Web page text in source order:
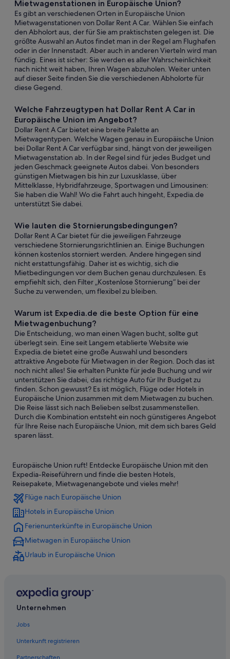
Mietwagenstationen in Europäische Union?
Es gibt an verschiedenen Orten in Europäische Union
Mietwagenstationen von Dollar Rent A Car. Wählen Sie einfach
den Abholort aus, der für Sie am praktischsten gelegen ist. Die
größte Auswahl an Autos findet man in der Regel am Flughafen
oder in der Innenstadt. Aber auch in anderen Vierteln wird man
fündig. Eines ist sicher: Sie werden es aller Wahrscheinlichkeit
nach nicht weit haben, Ihren Wagen abzuholen. Weiter unten
auf dieser Seite finden Sie die verschiedenen Abholorte für
diese Gegend.
Welche Fahrzeugtypen hat Dollar Rent A Car in
Europäische Union im Angebot?
Dollar Rent A Car bietet eine breite Palette an
Mietwagentypen. Welche Wagen genau in Europäische Union
bei Dollar Rent A Car verfügbar sind, hängt von der jeweiligen
Mietwagenstation ab. In der Regel sind für jedes Budget und
jeden Geschmack geeignete Autos dabei. Von besonders
günstigen Mietwagen bis hin zur Luxusklasse, über
Mittelklasse, Hybridfahrzeuge, Sportwagen und Limousinen:
Sie haben die Wahl! Wo die Fahrt auch hingeht, Expedia.de
unterstützt Sie dabei.
Wie lauten die Stornierungsbedingungen?
Dollar Rent A Car bietet für die jeweiligen Fahrzeuge
verschiedene Stornierungsrichtlinien an. Einige Buchungen
können kostenlos storniert werden. Andere hingegen sind
nicht erstattungsfähig. Daher ist es wichtig, sich die
Mietbedingungen vor dem Buchen genau durchzulesen. Es
empfiehlt sich, den Filter „Kostenlose Stornierung“ bei der
Suche zu verwenden, um flexibel zu bleiben.
Warum ist Expedia.de die beste Option für eine
Mietwagenbuchung?
Die Entscheidung, wo man einen Wagen bucht, sollte gut
überlegt sein. Eine seit Langem etablierte Website wie
Expedia.de bietet eine große Auswahl und besonders
attraktive Angebote für Mietwagen in der Region. Doch das ist
noch nicht alles! Sie erhalten Punkte für jede Buchung und wir
unterstützen Sie dabei, das richtige Auto für Ihr Budget zu
finden. Schon gewusst? Es ist möglich, Flüge oder Hotels in
Europäische Union zusammen mit dem Mietwagen zu buchen.
Die Reise lässt sich nach Belieben selbst zusammenstellen.
Durch die Kombination entsteht ein noch günstigeres Angebot
für Ihre Reise nach Europäische Union, mit dem sich bares Geld
sparen lässt.
Europäische Union ruft! Entdecke Europäische Union mit den
Expedia-Reiseführern und finde die besten Hotels,
Reisepakete, Mietwagenangebote und vieles mehr!
Flüge nach Europäische Union
Hotels in Europäische Union
Ferienunterkünfte in Europäische Union
Mietwagen in Europäische Union
Urlaub in Europäische Union
Unternehmen
Jobs
Unterkunft registrieren